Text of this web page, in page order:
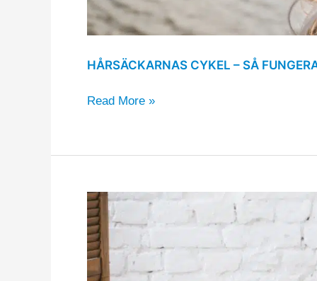
HÅRSÄCKARNAS CYKEL – SÅ
Read More »
Gasbildande
mat
–
varför
vissa